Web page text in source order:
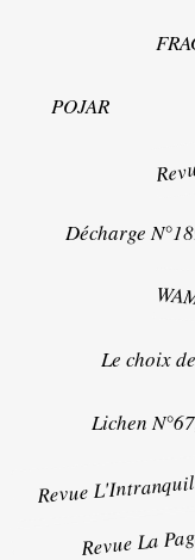
POJAR
Décharge
Lichen
Revue La
Revue